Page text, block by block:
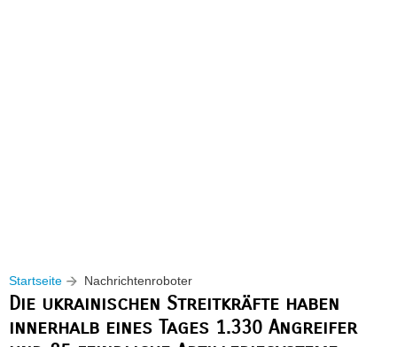
Startseite Nachrichtenroboter
Die ukrainischen Streitkräfte haben
innerhalb eines Tages 1.330 Angreifer